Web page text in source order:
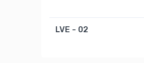
LVE - 02